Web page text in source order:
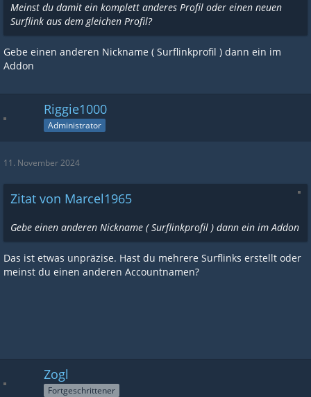
Meinst du damit ein komplett anderes Profil oder einen neuen
Surflink aus dem gleichen Profil?
Gebe einen anderen Nickname ( Surflinkprofil ) dann ein im
Addon
Riggie1000
Administrator
11. November 2024
Zitat von Marcel1965
Gebe einen anderen Nickname ( Surflinkprofil ) dann ein im Addon
Das ist etwas unpräzise. Hast du mehrere Surflinks erstellt oder
meinst du einen anderen Accountnamen?
Zogl
Fortgeschrittener